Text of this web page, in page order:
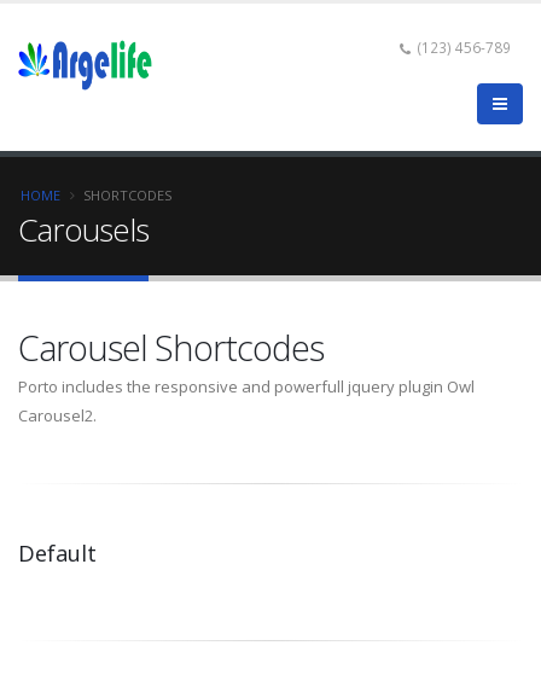
(123) 456-789
HOME SHORTCODES
Carousels
Carousel Shortcodes
Porto includes the responsive and powerfull jquery plugin Owl
Carousel2.
Default